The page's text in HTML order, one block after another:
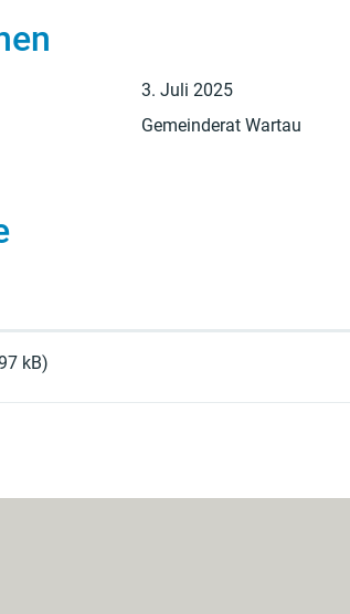
3. Juli 2025
Gemeinderat Wartau
kB)